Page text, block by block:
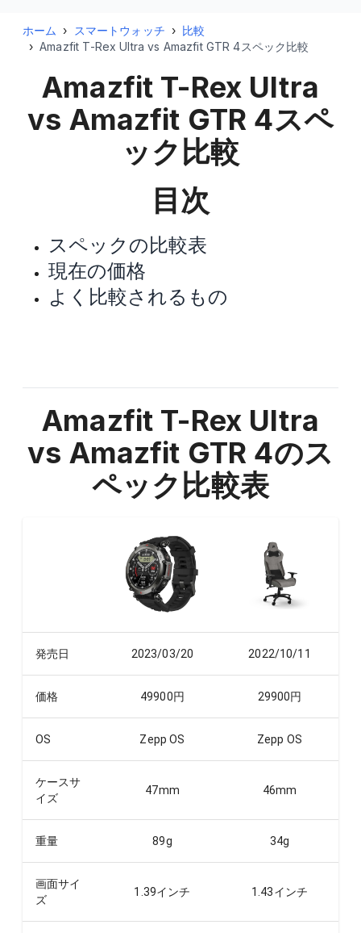
ホーム › スマートウォッチ › 比較
› Amazfit T-Rex Ultra vs Amazfit GTR 4スペック比較
Amazfit T-Rex Ultra
vs Amazfit GTR 4スペ
ック比較
目次
スペックの比較表
現在の価格
よく比較されるもの
Amazfit T-Rex Ultra
vs Amazfit GTR 4のス
ペック比較表
発売日 2023/03/20 2022/10/11
価格 49900円 29900円
OS Zepp OS Zepp OS
ケースサ
イズ
47mm 46mm
重量 89g 34g
画面サイ
ズ
1.39インチ 1.43インチ